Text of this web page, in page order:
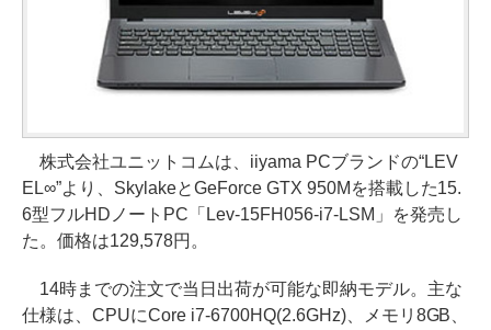
株式会社ユニットコムは、iiyama PCブランドの“LEV
EL∞”より、SkylakeとGeForce GTX 950Mを搭載した15.
6型フルHDノートPC「Lev-15FH056-i7-LSM」を発売し
た。価格は129,578円。
14時までの注文で当日出荷が可能な即納モデル。主な
仕様は、CPUにCore i7-6700HQ(2.6GHz)、メモリ8GB、